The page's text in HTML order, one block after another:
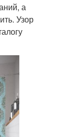
а
Узор